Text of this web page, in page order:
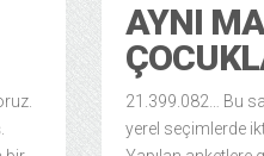
AYNI
21.399.082… Bu
yerel seçimlerde